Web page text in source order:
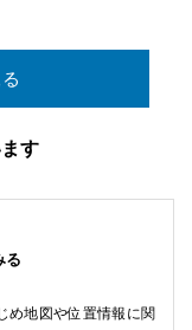
す
る
め地図や位置情報に関